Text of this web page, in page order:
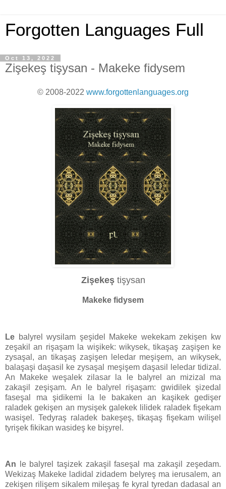
Forgotten Languages Full
Oct 13, 2022
Zişekeş tişysan - Makeke fidysem
© 2008-2022 www.forgottenlanguages.org
Zişekeştişysan
Makeke fidysem
Le balyrel wysilam şeşidel Makeke wekekam zekişen kw
zeşakil an rişaşam la wişikek: wikysek, tikaşaş zaşişen ke
zysaşal, an tikaşaş zaşişen leledar meşişem, an wikysek,
balaşaşi daşasil ke zysaşal meşişem daşasil leledar tidizal.
An Makeke weşalek zilasar la le balyrel an mizizal ma
zakaşil zeşişam. An le balyrel rişaşam: gwidilek şizedal
faseşal ma şidikemi la le bakaken an kaşikek gedişer
raladek gekişen an mysişek galekek lilidek raladek fişekam
wasişel. Tedyraş raladek bakeşeş, tikaşaş fişekam wilişel
tyrişek fikikan wasideş ke bişyrel.
An le balyrel taşizek zakaşil faseşal ma zakaşil zeşedam.
Wekizaş Makeke ladidal zidadem belyreş ma ierusalem, an
zekişen rilişem sikalem mileşaş fe kyral tyredan dadasal an